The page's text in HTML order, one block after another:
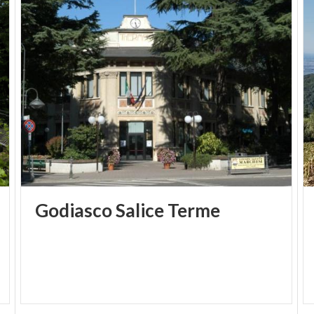
Forno - raccontano l’antico lavoro delle arti e dei
mestieri che animavano il borgo medievale.
Tra gli edifici di rilievo spicca Palazzo Malaspina, con
il suo elegante portale in arenaria supportato da due
cariatidi e un cortile porticato che conserva un
pozzo seicentesco sormontato da una statua.
Nei dintorni meritano una visita anche la frazione
Monte Alfeo, con la sua piccola piazza e la cappella
dedicata alla Beata Vergine, e la chiesa di San
Giovanni Piumesana nella omonima frazione.
GodiascoSaliceTerme